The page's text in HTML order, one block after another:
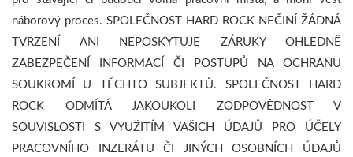
náborový proces. SPOLEČNOST HARD ROCK NEČINÍ ŽÁDNÁ
TVRZENÍ ANI NEPOSKYTUJE ZÁRUKY OHLEDNĚ
ZABEZPEČENÍ INFORMACÍ ČI POSTUPŮ NA OCHRANU
SOUKROMÍ U TĚCHTO SUBJEKTŮ. SPOLEČNOST HARD
ROCK ODMÍTÁ JAKOUKOLI ZODPOVĚDNOST V
SOUVISLOSTI S VYUŽITÍM VAŠICH ÚDAJŮ PRO ÚČELY
PRACOVNÍHO INZERÁTU ČI JINÝCH OSOBNÍCH ÚDAJŮ